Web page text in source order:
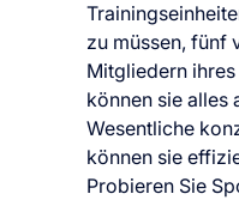
zu müssen, fünf
Mitgliedern
können sie alles
Wesentliche
können sie
Probieren Sie